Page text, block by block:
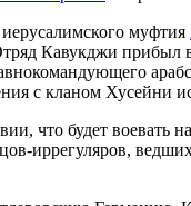
муфтия
Кавукджи прибыл
с кланом Хусейни
что будет воевать
иррегуляров,